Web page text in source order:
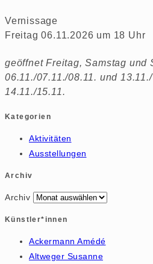
Vernissage
Freitag 06.11.2026 um 18 Uhr
geöffnet Freitag, Samstag und
06.11./07.11./08.11. und 13.11./
14.11./15.11.
Kategorien
Aktivitäten
Ausstellungen
Archiv
Archiv
Künstler*innen
Ackermann Amédé
Altweger Susanne